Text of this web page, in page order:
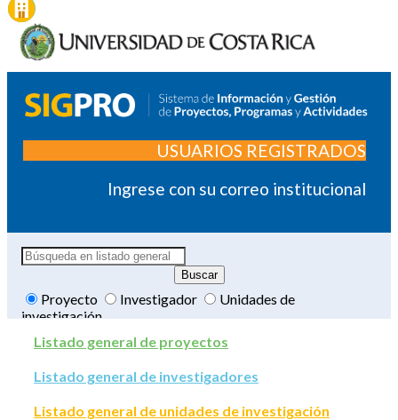
USUARIOS REGISTRADOS
Ingrese con su correo institucional
Proyecto Investigador
Unidades de
investigación
Listado general de proyectos
Listado general de investigadores
Listado general de unidades de investigación